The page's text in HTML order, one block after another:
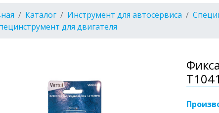
Каталог Инструмент для автосервиса
для двигателя